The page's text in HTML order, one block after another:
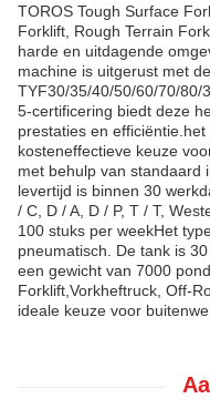
TOROS Tough Surface
Forklift, Rough Terrain
harde en uitdagende
machine is uitgerust met
TYF30/35/40/50/60/70/80/
5-certificering biedt deze
prestaties en
kosteneffectieve keuze
met behulp van standaard
levertijd is binnen 30
/ C, D / A, D / P, T / T,
100 stuks per weekHet
pneumatisch. De tank is
een gewicht van 7000
Forklift,Vorkheftruck, Off-
ideale keuze voor